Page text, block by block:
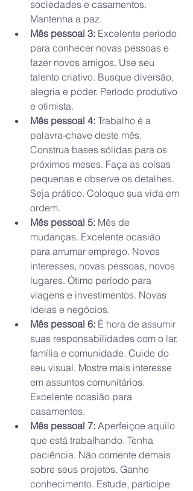
sociedades e casamentos.
Mantenha a paz.
Mês pessoal 3: Excelente período
para conhecer novas pessoas e
fazer novos amigos. Use seu
talento criativo. Busque diversão,
alegria e poder. Período produtivo
e otimista.
Mês pessoal 4: Trabalho é a
palavra-chave deste mês.
Construa bases sólidas para os
próximos meses. Faça as coisas
pequenas e observe os detalhes.
Seja prático. Coloque sua vida em
ordem.
Mês pessoal 5: Mês de
mudanças. Excelente ocasião
para arrumar emprego. Novos
interesses, novas pessoas, novos
lugares. Ótimo período para
viagens e investimentos. Novas
ideias e negócios.
Mês pessoal 6: É hora de assumir
suas responsabilidades com o lar,
família e comunidade. Cuide do
seu visual. Mostre mais interesse
em assuntos comunitários.
Excelente ocasião para
casamentos.
Mês pessoal 7: Aperfeiçoe aquilo
que está trabalhando. Tenha
paciência. Não comente demais
sobre seus projetos. Ganhe
conhecimento. Estude, participe